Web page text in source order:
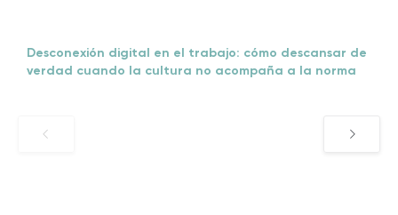
Desconexión digital en el trabajo: cómo descansar de
verdad cuando la cultura no acompaña a la norma